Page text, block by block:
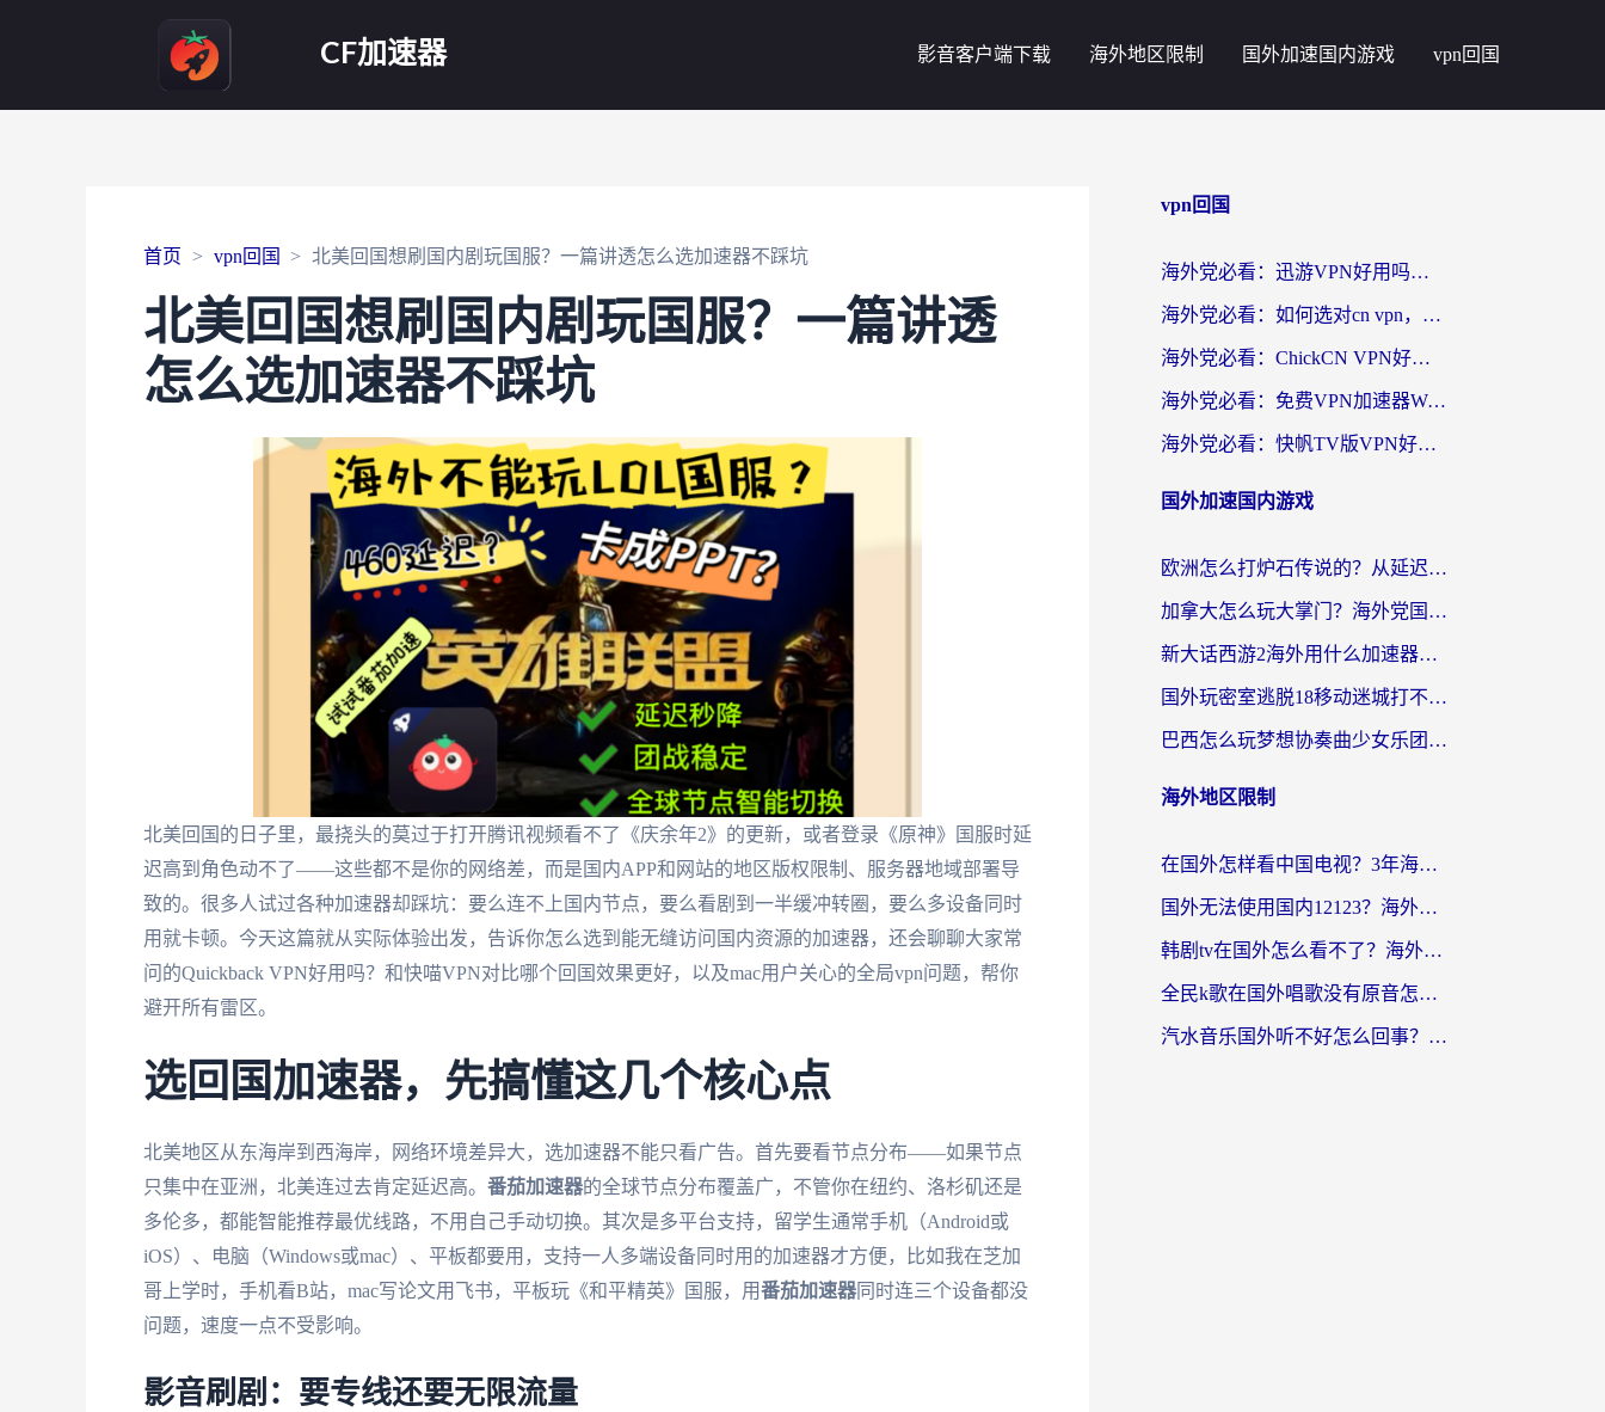
CF加速器 影音客户端下载 海外地区限制 国外加速国内游戏 vpn回国
首页 vpn回国 北美回国想刷国内剧玩国服？一篇讲透怎么选加速器不踩坑
北美回国想刷国内剧玩国服？一篇讲透
怎么选加速器不踩坑
北美回国的日子里，最挠头的莫过于打开腾讯视频看不了《庆余年2》的更新，或者登录《原神》国服时延
迟高到角色动不了——这些都不是你的网络差，而是国内APP和网站的地区版权限制、服务器地域部署导
致的。很多人试过各种加速器却踩坑：要么连不上国内节点，要么看剧到一半缓冲转圈，要么多设备同时
用就卡顿。今天这篇就从实际体验出发，告诉你怎么选到能无缝访问国内资源的加速器，还会聊聊大家常
问的Quickback VPN好用吗？和快喵VPN对比哪个回国效果更好，以及mac用户关心的全局vpn问题，帮你
避开所有雷区。
选回国加速器，先搞懂这几个核心点
北美地区从东海岸到西海岸，网络环境差异大，选加速器不能只看广告。首先要看节点分布——如果节点
只集中在亚洲，北美连过去肯定延迟高。 番茄加速器的全球节点分布覆盖广，不管你在纽约、洛杉矶还是
多伦多，都能智能推荐最优线路，不用自己手动切换。其次是多平台支持，留学生通常手机（Android或
iOS）、电脑（Windows或mac）、平板都要用，支持一人多端设备同时用的加速器才方便，比如我在芝加
哥上学时，手机看B站，mac写论文用飞书，平板玩《和平精英》国服，用番茄加速器同时连三个设备都没
问题，速度一点不受影响。
影音刷剧：要专线还要无限流量
vpn回国
海外党必看：迅游VPN好用吗？和番茄加速器VPN对比哪个回国效果更好？
海外党必看：如何选对cn vpn，轻松解锁国内影音游戏？
海外党必看：ChickCN VPN好用吗？和星河VPN对比哪个回国效果更好？附真实体验+避坑指南
海外党必看：免费VPN加速器Windows版怎么选？附真实测评与无缝访问国内资源指南
海外党必看：快帆TV版VPN好用吗？和hi龟龟VPN对比哪个回国效果更好？附免费加速器选择指南
国外加速国内游戏
欧洲怎么打炉石传说的？从延迟999到丝滑上分，我找到了靠谱加速器
加拿大怎么玩大掌门？海外党国服游戏加速避坑指南（附实用工具推荐）
新大话西游2海外用什么加速器登录？老玩家亲测有效的国服游戏加速指南
国外玩密室逃脱18移动迷城打不开怎么办？海外玩家亲测有效的解决指南
巴西怎么玩梦想协奏曲少女乐团派对？海外党必看的国服游戏加速全攻略（附波兰天涯明月刀实用技巧）
海外地区限制
在国外怎样看中国电视？3年海外党亲测有效的追剧加速器指南
国外无法使用国内12123？海外华人必看：选对回国加速器，解决迪拜语音+12123访问难题
韩剧tv在国外怎么看不了？海外党追剧自由的终极解决方案来了
全民k歌在国外唱歌没有原音怎么办？别让地域限制毁了你的麦霸时刻
汽水音乐国外听不好怎么回事？海外党亲测有效的回国加速方案来了